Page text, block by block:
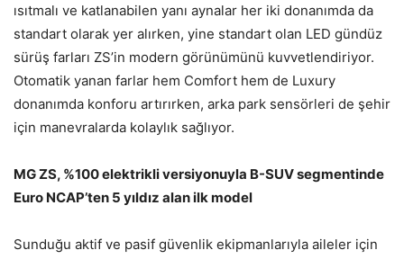
ısıtmalı ve katlanabilen yanı aynalar her iki donanımda da
standart olarak yer alırken, yine standart olan LED gündüz
sürüş farları ZS’in modern görünümünü kuvvetlendiriyor.
Otomatik yanan farlar hem Comfort hem de Luxury
donanımda konforu artırırken, arka park sensörleri de şehir
için manevralarda kolaylık sağlıyor.
MG ZS, %100 elektrikli versiyonuyla B-SUV segmentinde
Euro NCAP’ten 5 yıldız alan ilk model
Sunduğu aktif ve pasif güvenlik ekipmanlarıyla aileler için